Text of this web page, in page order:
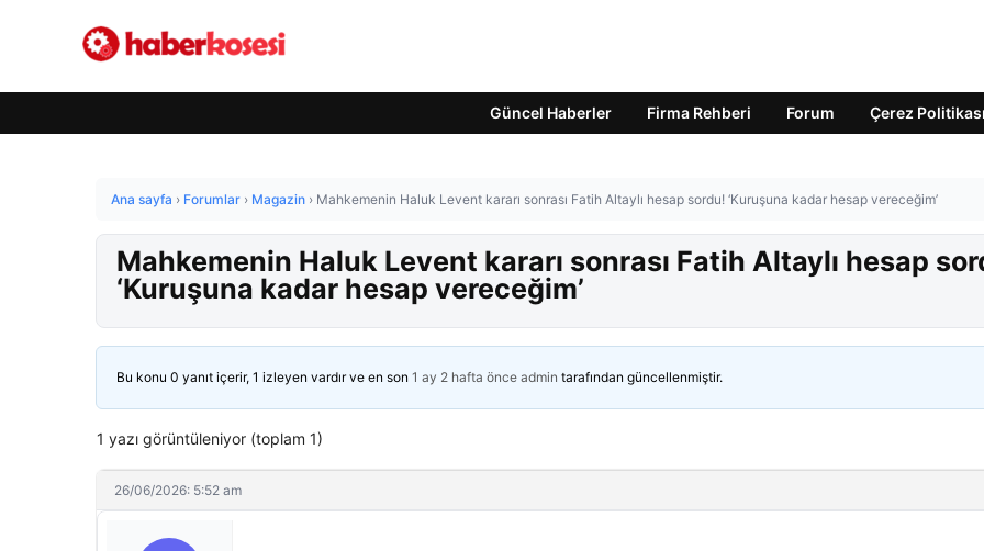
Güncel Haberler Firma Rehberi Forum Çerez Politikası
Ana sayfa › Forumlar › Magazin › Mahkemenin Haluk Levent kararı sonrası Fatih Altaylı hesap sordu! ‘Kuruşuna kadar hesap vereceğim’
Mahkemenin Haluk Levent kararı sonrası Fatih Altaylı hesap
‘Kuruşuna kadar hesap vereceğim’
Bu konu 0 yanıt içerir, 1 izleyen vardır ve en son 1 ay 2 hafta önce admin tarafından güncellenmiştir.
1 yazı görüntüleniyor (toplam 1)
26/06/2026: 5:52 am